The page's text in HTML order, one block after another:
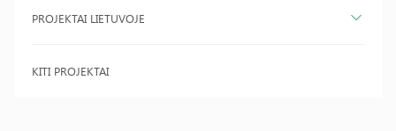
PROJEKTAI LIETUVOJE
KITI PROJEKTAI